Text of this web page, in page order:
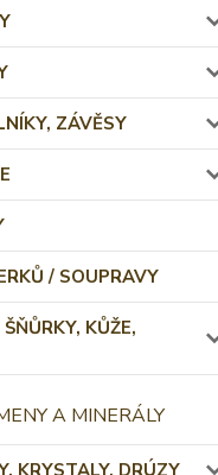
ZÁVĚSY
/ SOUPRAVY
KŮŽE,
A MINERÁLY
KRYSTALY, DRÚZY